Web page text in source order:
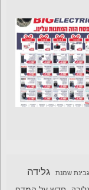
גבינת שמנת גלידה